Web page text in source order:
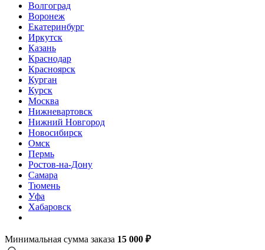
Волгоград
Воронеж
Екатеринбург
Иркутск
Казань
Краснодар
Красноярск
Курган
Курск
Москва
Нижневартовск
Нижний Новгород
Новосибирск
Омск
Пермь
Ростов-на-Дону
Самара
Тюмень
Уфа
Хабаровск
Минимальная сумма заказа 15 000 ₽